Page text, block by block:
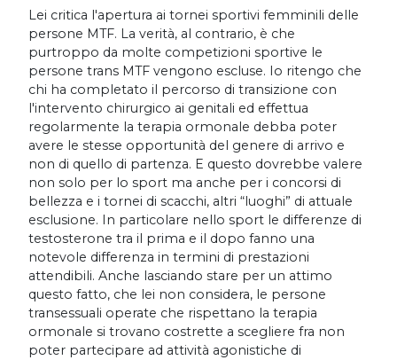
Lei critica l'apertura ai tornei sportivi femminili delle
persone MTF. La verità, al contrario, è che
purtroppo da molte competizioni sportive le
persone trans MTF vengono escluse. Io ritengo che
chi ha completato il percorso di transizione con
l'intervento chirurgico ai genitali ed effettua
regolarmente la terapia ormonale debba poter
avere le stesse opportunità del genere di arrivo e
non di quello di partenza. E questo dovrebbe valere
non solo per lo sport ma anche per i concorsi di
bellezza e i tornei di scacchi, altri “luoghi” di attuale
esclusione. In particolare nello sport le differenze di
testosterone tra il prima e il dopo fanno una
notevole differenza in termini di prestazioni
attendibili. Anche lasciando stare per un attimo
questo fatto, che lei non considera, le persone
transessuali operate che rispettano la terapia
ormonale si trovano costrette a scegliere fra non
poter partecipare ad attività agonistiche di